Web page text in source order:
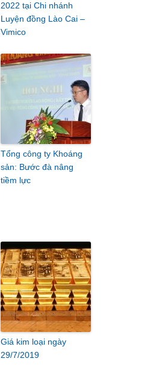
2022 tại Chi nhánh
Luyện đồng Lào Cai –
Vimico
Tổng công ty Khoáng
sản: Bước đà nâng
tiềm lực
Giá kim loại ngày
29/7/2019